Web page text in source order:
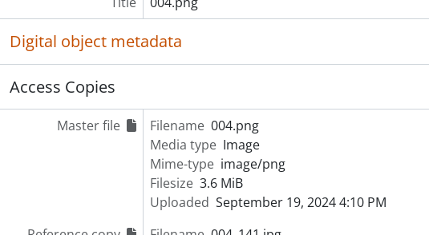
Digital object metadata
Access Copies
Master file Filename 004.png
Media type Image
Mime-type image/png
Filesize 3.6 MiB
Uploaded September 19, 2024 4:10 PM